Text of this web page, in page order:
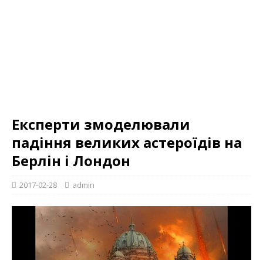
Експерти змоделювали
падіння великих астероїдів на
Берлін і Лондон
2017-02-28 admin